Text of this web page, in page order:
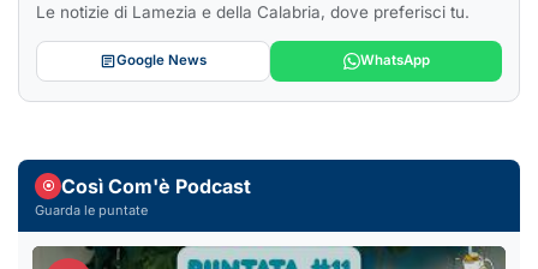
Le notizie di Lamezia e della Calabria, dove preferisci tu.
Google News WhatsApp
Così Com'è Podcast
Guarda le puntate